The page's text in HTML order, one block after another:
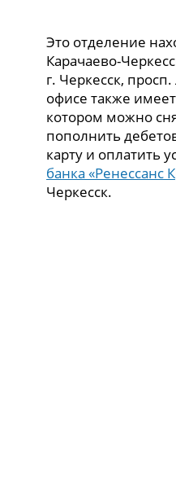
Это отделение
Карачаево-
г. Черкесск,
офисе также
котором можно
пополнить
карту и оплатить
банка «Ренессанс
Черкесск.